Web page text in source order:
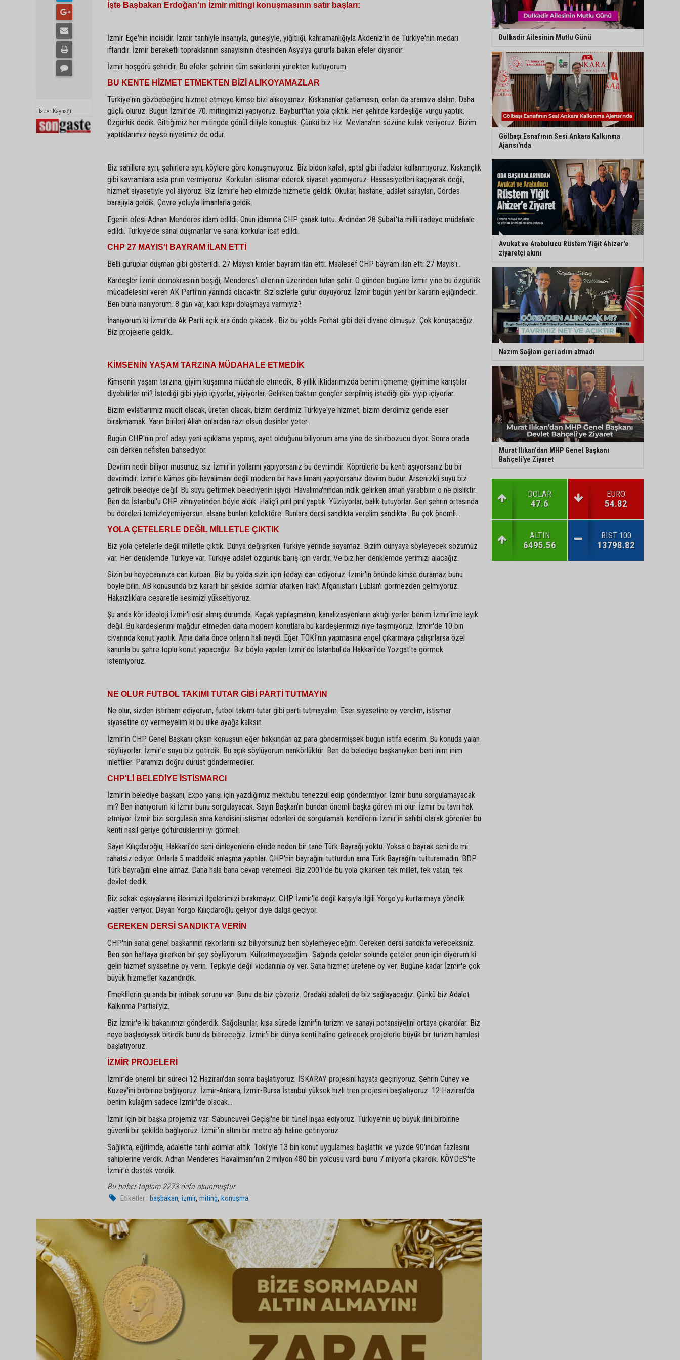
Haber Kaynağı
İşte Başbakan Erdoğan'ın İzmir mitingi konuşmasının satır başları:
İzmir Ege'nin incisidir. İzmir tarihiyle insanıyla, güneşiyle, yiğitliği, kahramanlığıyla Akdeniz'in de Türkiye'nin medarı
iftarıdır. İzmir bereketli topraklarının sanayisinin ötesinden Asya'ya gururla bakan efeler diyarıdır.
İzmir hoşgörü şehridir. Bu efeler şehrinin tüm sakinlerini yürekten kutluyorum.
BU KENTE HİZMET ETMEKTEN BİZİ ALIKOYAMAZLAR
Türkiye'nin gözbebeğine hizmet etmeye kimse bizi alıkoyamaz. Kıskananlar çatlamasın, onları da aramıza alalım. Daha
güçlü oluruz. Bugün İzmir'de 70. mitingimizi yapıyoruz. Bayburt'tan yola çıktık. Her şehirde kardeşliğe vurgu yaptık.
Özgürlük dedik. Gittiğimiz her mitingde gönül diliyle konuştuk. Çünkü biz Hz. Mevlana'nın sözüne kulak veriyoruz. Bizim
yaptıklarımız neyse niyetimiz de odur.
Biz sahillere ayrı, şehirlere ayrı, köylere göre konuşmuyoruz. Biz bidon kafalı, aptal gibi ifadeler kullanmıyoruz. Kıskançlık
gibi kavramlara asla prim vermiyoruz. Korkuları istismar ederek siyaset yapmıyoruz. Hassasiyetleri kaçıyarak değil,
hizmet siyasetiyle yol alıyoruz. Biz İzmir'e hep elimizde hizmetle geldik. Okullar, hastane, adalet sarayları, Gördes
barajıyla geldik. Çevre yoluyla limanlarla geldik.
Egenin efesi Adnan Menderes idam edildi. Onun idamına CHP çanak tuttu. Ardından 28 Şubat'ta milli iradeye müdahale
edildi. Türkiye'de sanal düşmanlar ve sanal korkular icat edildi.
CHP 27 MAYIS'I BAYRAM İLAN ETTİ
Belli guruplar düşman gibi gösterildi. 27 Mayıs'ı kimler bayram ilan etti. Maalesef CHP bayram ilan etti 27 Mayıs'ı..
Kardeşler İzmir demokrasinin beşiği, Menderes'i ellerinin üzerinden tutan şehir. O günden bugüne İzmir yine bu özgürlük
mücadelesini veren AK Parti'nin yanında olacaktır. Biz sizlerle gurur duyuyoruz. İzmir bugün yeni bir kararın eşiğindedir.
Ben buna inanıyorum. 8 gün var, kapı kapı dolaşmaya varmıyız?
İnanıyorum ki İzmir'de Ak Parti açık ara önde çıkacak.. Biz bu yolda Ferhat gibi deli divane olmuşuz. Çok konuşacağız.
Biz projelerle geldik..
KİMSENİN YAŞAM TARZINA MÜDAHALE ETMEDİK
Kimsenin yaşam tarzına, giyim kuşamına müdahale etmedik,. 8 yıllık iktidarımızda benim içmeme, giyimime karıştılar
diyebilirler mi? İstediği gibi yiyip içiyorlar, yiyiyorlar. Gelirken baktım gençler serpilmiş istediği gibi yiyip içiyorlar.
Bizim evlatlarımız mucit olacak, üreten olacak, bizim derdimiz Türkiye'ye hizmet, bizim derdimiz geride eser
bırakmamak. Yarın birileri Allah onlardan razı olsun desinler yeter..
Bugün CHP'nin prof adayı yeni açıklama yapmış, ayet olduğunu biliyorum ama yine de sinirbozucu diyor. Sonra orada
can derken nefisten bahsediyor.
Devrim nedir biliyor musunuz; siz İzmir'in yollarını yapıyorsanız bu devrimdir. Köprülerle bu kenti aşıyorsanız bu bir
devrimdir. İzmir'e kümes gibi havalimanı değil modern bir hava limanı yapıyorsanız devrim budur. Arsenizkli suyu biz
getirdik belediye değil. Bu suyu getirmek belediyenin işiydi. Havalima'nından indik gelirken aman yarabbim o ne pisliktir.
Ben de İstanbul'u CHP zihniyetinden böyle aldık. Haliç'i pırıl pırıl yaptık. Yüzüyorlar, balık tutuyorlar. Sen şehrin ortasında
bu dereleri temizleyemiyorsun. alsana bunları kollektöre. Bunlara dersi sandıkta verelim sandıkta.. Bu çok önemli...
YOLA ÇETELERLE DEĞİL MİLLETLE ÇIKTIK
Biz yola çetelerle değil milletle çıktık. Dünya değişirken Türkiye yerinde sayamaz. Bizim dünyaya söyleyecek sözümüz
var. Her denklemde Türkiye var. Türkiye adalet özgürlük barış için vardır. Ve biz her denklemde yerimizi alacağız.
Sizin bu heyecanınıza can kurban. Biz bu yolda sizin için fedayi can ediyoruz. İzmir'in önünde kimse duramaz bunu
böyle bilin. AB konusunda biz kararlı bir şekilde adımlar atarken Irak'ı Afganistan'ı Lüblan'ı görmezden gelmiyoruz.
Haksızlıklara cesaretle sesimizi yükseltiyoruz.
Şu anda kör ideoloji İzmir'i esir almış durumda. Kaçak yapılaşmanın, kanalizasyonların aktığı yerler benim İzmir'ime layık
değil. Bu kardeşlerimi mağdur etmeden daha modern konutlara bu kardeşlerimizi niye taşımıyoruz. İzmir'de 10 bin
civarında konut yaptık. Ama daha önce onların hali neydi. Eğer TOKİ'nin yapmasına engel çıkarmaya çalışırlarsa özel
kanunla bu şehre toplu konut yapacağız. Biz böyle yapıları İzmir'de İstanbul'da Hakkari'de Yozgat'ta görmek
istemiyoruz.
NE OLUR FUTBOL TAKIMI TUTAR GİBİ PARTİ TUTMAYIN
Ne olur, sizden istirham ediyorum, futbol takımı tutar gibi parti tutmayalım. Eser siyasetine oy verelim, istismar
siyasetine oy vermeyelim ki bu ülke ayağa kalksın.
İzmir'in CHP Genel Başkanı çıksın konuşsun eğer hakkından az para göndermişsek bugün istifa ederim. Bu konuda yalan
söylüyorlar. İzmir'e suyu biz getirdik. Bu açık söylüyorum nankörlüktür. Ben de belediye başkanıyken beni inim inim
inlettiler. Paramızı doğru dürüst göndermediler.
CHP'Lİ BELEDİYE İSTİSMARCI
İzmir'in belediye başkanı, Expo yarışı için yazdığımız mektubu tenezzül edip göndermiyor. İzmir bunu sorgulamayacak
mı? Ben inanıyorum ki İzmir bunu sorgulayacak. Sayın Başkan'ın bundan önemli başka görevi mi olur. İzmir bu tavrı hak
etmiyor. İzmir bizi sorgulasın ama kendisini istismar edenleri de sorgulamalı. kendilerini İzmir'in sahibi olarak görenler bu
kenti nasıl geriye götürdüklerini iyi görmeli.
Sayın Kılıçdaroğlu, Hakkari'de seni dinleyenlerin elinde neden bir tane Türk Bayrağı yoktu. Yoksa o bayrak seni de mi
rahatsız ediyor. Onlarla 5 maddelik anlaşma yaptılar. CHP'nin bayrağını tutturdun ama Türk Bayrağı'nı tutturamadın. BDP
Türk bayrağını eline almaz. Daha hala bana cevap veremedi. Biz 2001'de bu yola çıkarken tek millet, tek vatan, tek
devlet dedik.
Biz sokak eşkıyalarına illerimizi ilçelerimizi bırakmayız. CHP İzmir'le değil karşıyla ilgili Yorgo'yu kurtarmaya yönelik
vaatler veriyor. Dayan Yorgo Kılıçdaroğlu geliyor diye dalga geçiyor.
GEREKEN DERSİ SANDIKTA VERİN
CHP'nin sanal genel başkanının rekorlarını siz biliyorsunuz ben söylemeyeceğim. Gereken dersi sandıkta vereceksiniz.
Ben son haftaya girerken bir şey söylüyorum: Küfretmeyeceğim.. Sağında çeteler solunda çeteler onun için diyorum ki
gelin hizmet siyasetine oy verin. Tepkiyle değil vicdanınla oy ver. Sana hizmet üretene oy ver. Bugüne kadar İzmir'e çok
büyük hizmetler kazandırdık.
Emeklilerin şu anda bir intibak sorunu var. Bunu da biz çözeriz. Oradaki adaleti de biz sağlayacağız. Çünkü biz Adalet
Kalkınma Partisi'yiz.
Biz İzmir'e iki bakanımızı gönderdik. Sağolsunlar, kısa sürede İzmir'in turizm ve sanayi potansiyelini ortaya çıkardılar. Biz
neye başladıysak bitirdik bunu da bitireceğiz. İzmir'i bir dünya kenti haline getirecek projelerle büyük bir turizm hamlesi
başlatıyoruz.
İZMİR PROJELERİ
İzmir'de önemli bir süreci 12 Haziran'dan sonra başlatıyoruz. İSKARAY projesini hayata geçiriyoruz. Şehrin Güney ve
Kuzey'ini birbirine bağlıyoruz. İzmir-Ankara, İzmir-Bursa İstanbul yüksek hızlı tren projesini başlatıyoruz. 12 Haziran'da
benim kulağım sadece İzmir'de olacak...
İzmir için bir başka projemiz var: Sabuncuveli Geçişi'ne bir tünel inşaa ediyoruz. Türkiye'nin üç büyük ilini birbirine
güvenli bir şekilde bağlıyoruz. İzmir'in altını bir metro ağı haline getiriyoruz.
Sağlıkta, eğitimde, adalette tarihi adımlar attık. Toki'yle 13 bin konut uygulaması başlattık ve yüzde 90'ından fazlasını
sahiplerine verdik. Adnan Menderes Havalimanı'nın 2 milyon 480 bin yolcusu vardı bunu 7 milyon'a çıkardık. KÖYDES'te
İzmir'e destek verdik.
Bu haber toplam 2273 defa okunmuştur
Etiketler : başbakan,izmir,miting,konuşma
Dulkadir Ailesinin Mutlu Günü
Gölbaşı Esnafının Sesi Ankara Kalkınma
Ajansı'nda
Avukat ve Arabulucu Rüstem Yiğit Ahizer'e
ziyaretçi akını
Nazım Sağlam geri adım atmadı
Murat Ilıkan’dan MHP Genel Başkanı
Bahçeli'ye Ziyaret
DOLAR
47.6
EURO
54.82
ALTIN
6495.56
BIST 100
13798.82